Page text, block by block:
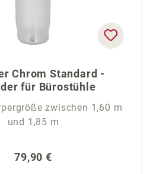
Chrom Standard -
für Bürostühle
zwischen 1,60 m
und 1,85 m
Regulärer Preis:
79,90 €